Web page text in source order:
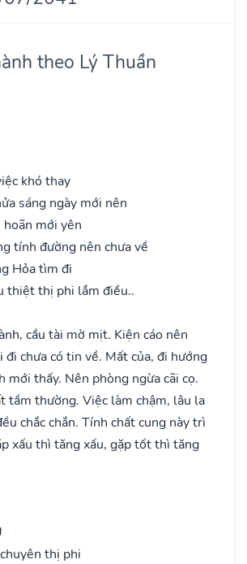
theo Lý Thuần
khó thay
sáng ngày mới nên
mới yên
tính đường nên chưa về
Hỏa tìm đi
thiệt thị phi lắm điều..
cầu tài mờ mịt. Kiện cáo nên
đi chưa có tin về. Mất của, đi hướng
mới thấy. Nên phòng ngừa cãi cọ.
tầm thường. Việc làm chậm, lâu la
chắc chắn. Tính chất cung này trì
xấu thì tăng xấu, gặp tốt thì tăng
thị phi